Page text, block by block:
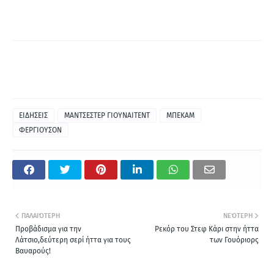
ΕΙΔΗΣΕΙΣ ΜΑΝΤΣΕΣΤΕΡ ΓΙΟΥΝΑΙΤΕΝΤ
ΜΠΕΚΑΜ
ΦΕΡΓΙΟΥΣΟΝ
ΝΕΌΤΕΡΗ
Ρεκόρ του Στεφ Κάρι στην ήττα
των Γουόριορς
ΠΑΛΑΙΌΤΕΡΗ
Προβάδισμα για την
Λάτσιο,δεύτερη σερί ήττα για τους
Βαυαρούς!